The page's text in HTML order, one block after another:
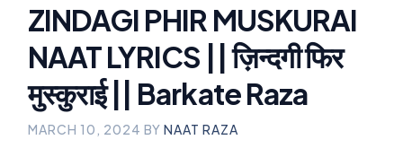
ZINDAGI PHIR MUSKURAI
NAAT LYRICS || ज़िन्दगी फिर
मुस्कुराई || Barkate Raza
MARCH 10, 2024 BY NAAT RAZA